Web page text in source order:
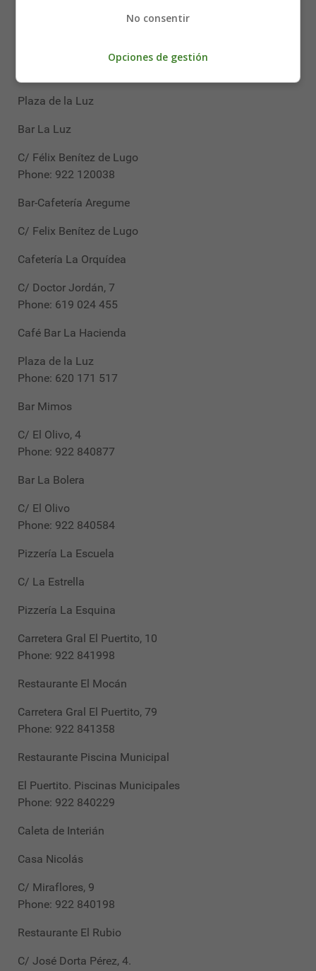
Plaza de la Luz
Bar La Luz
C/ Félix Benítez de Lugo
Phone: 922 120038
Bar-Cafetería Aregume
C/ Felix Benítez de Lugo
Cafetería La Orquídea
C/ Doctor Jordán, 7
Phone: 619 024 455
Café Bar La Hacienda
Plaza de la Luz
Phone: 620 171 517
Bar Mimos
C/ El Olivo, 4
Phone: 922 840877
Bar La Bolera
C/ El Olivo
Phone: 922 840584
Pizzería La Escuela
C/ La Estrella
Pizzería La Esquina
Carretera Gral El Puertito, 10
Phone: 922 841998
Restaurante El Mocán
Carretera Gral El Puertito, 79
Phone: 922 841358
Restaurante Piscina Municipal
El Puertito. Piscinas Municipales
Phone: 922 840229
Caleta de Interián
Casa Nicolás
C/ Miraflores, 9
Phone: 922 840198
Restaurante El Rubio
C/ José Dorta Pérez, 4.
No consentir
Opciones de gestión